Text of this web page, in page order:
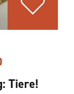
Tiere!